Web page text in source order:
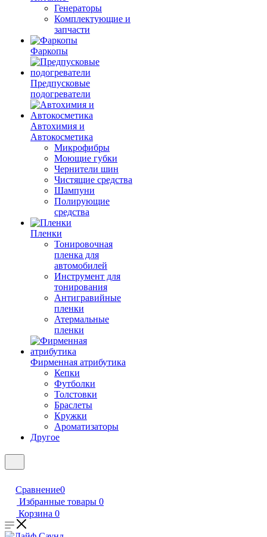
Генераторы
Комплектующие и
запчасти
Фаркопы
Предпусковые
подогреватели
Автохимия и
Автокосметика
Микрофибры
Моющие губки
Чернители шин
Чистящие средства
Шампуни
Полирующие
средства
Пленки
Тонировочная
пленка для
автомобилей
Инструмент для
тонирования
Антигравийные
пленки
Атермальные
пленки
Фирменная атрибутика
Кепки
Футболки
Толстовки
Браслеты
Кружки
Ароматизаторы
Другое
Сравнение0
Избранные товары 0
Корзина 0